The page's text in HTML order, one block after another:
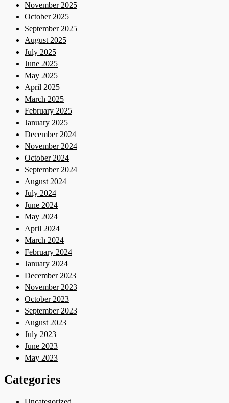
November 2025
October 2025
September 2025
August 2025
July 2025
June 2025
May 2025
April 2025
March 2025
February 2025
January 2025
December 2024
November 2024
October 2024
September 2024
August 2024
July 2024
June 2024
May 2024
April 2024
March 2024
February 2024
January 2024
December 2023
November 2023
October 2023
September 2023
August 2023
July 2023
June 2023
May 2023
Categories